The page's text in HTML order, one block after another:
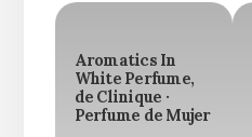
Aromatics In
White Perfume,
de Clinique ·
Perfume de Mujer